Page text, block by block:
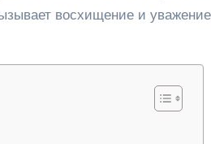
восхищение и